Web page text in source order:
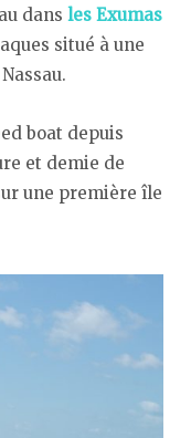
dans les Exumas
situé à une
boat depuis
et demie de
une première île